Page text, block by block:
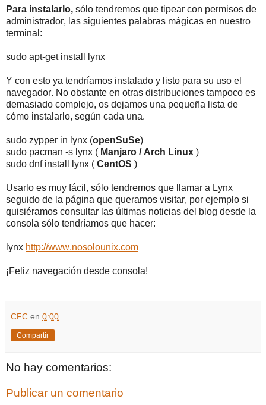
Para instalarlo, sólo tendremos que tipear con permisos de
administrador, las siguientes palabras mágicas en nuestro
terminal:
sudo apt-get install lynx
Y con esto ya tendríamos instalado y listo para su uso el
navegador. No obstante en otras distribuciones tampoco es
demasiado complejo, os dejamos una pequeña lista de
cómo instalarlo, según cada una.
sudo zypper in lynx (openSuSe)
sudo pacman -s lynx ( Manjaro / Arch Linux )
sudo dnf install lynx ( CentOS )
Usarlo es muy fácil, sólo tendremos que llamar a Lynx
seguido de la página que queramos visitar, por ejemplo si
quisiéramos consultar las últimas noticias del blog desde la
consola sólo tendríamos que hacer:
lynx http://www.nosolounix.com
¡Feliz navegación desde consola!
CFC en 0:00
Compartir
No hay comentarios:
Publicar un comentario